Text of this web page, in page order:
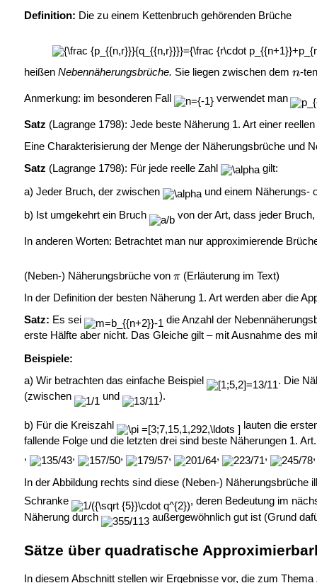
Definition: Die zu einem Kettenbruch gehörenden Brüche
heißen Nebennäherungsbrüche. Sie liegen zwischen dem -
Anmerkung: im besonderen Fall verwendet man
Satz (Lagrange 1798): Jede beste Näherung 1. Art einer
Eine Charakterisierung der Menge der Näherungsbrüche und
Satz (Lagrange 1798): Für jede reelle Zahl gilt:
a) Jeder Bruch, der zwischen und einem Näherungs-
b) Ist umgekehrt ein Bruch von der Art, dass jeder
In anderen Worten: Betrachtet man nur approximierende
(Neben-) Näherungsbrüche von
(Erläuterung im Text)
In der Definition der besten Näherung 1. Art werden aber die
Satz: Es sei
die Anzahl der
erste Hälfte aber nicht. Das Gleiche gilt – mit Ausnahme des
Beispiele:
a) Wir betrachten das einfache Beispiel
. Die
(zwischen
und ).
b) Für die Kreiszahl
lauten die
fallende Folge und die letzten drei sind beste Näherungen 1.
,
, , , , ,
In der Abbildung rechts sind diese (Neben-) Näherungsbrüche
Schranke
, deren Bedeutung im
Näherung durch
außergewöhnlich gut ist (Grund
Sätze über quadratische
In diesem Abschnitt stellen wir Ergebnisse vor, die zum Thema